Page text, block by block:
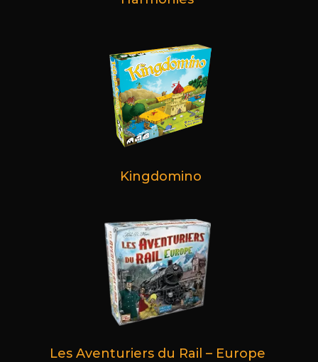
Kingdomino
Les Aventuriers du Rail – Europe